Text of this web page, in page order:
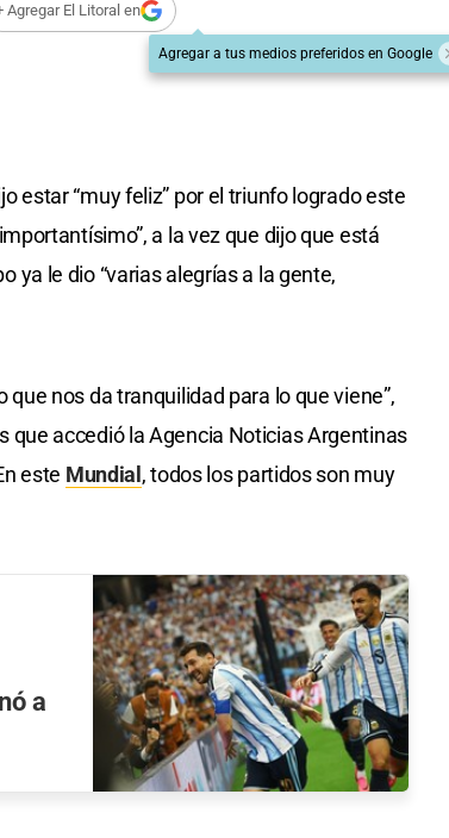
Agregar El Litoral en
Agregar a tus medios preferidos en Google
estar “muy feliz” por el triunfo logrado este
a la vez que dijo que está
ya le dio “varias alegrías a la gente,
nos da tranquilidad para lo que viene”,
que accedió la Agencia Noticias Argentinas
este Mundial , todos los partidos son muy
a